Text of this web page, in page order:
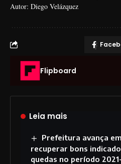
Autor: Diego Velázquez
Flipboard
Leia mais
Prefeitura avança
recuperar bons
quedas no período